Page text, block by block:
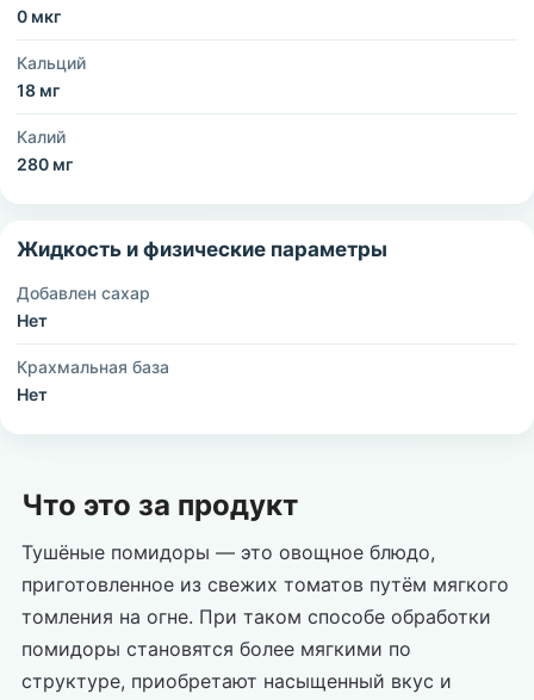
0 мкг
Кальций
18 мг
Калий
280 мг
Жидкость и физические параметры
Добавлен сахар
Нет
Крахмальная база
Нет
Что это за продукт
Тушёные помидоры — это овощное блюдо,
приготовленное из свежих томатов путём мягкого
томления на огне. При таком способе обработки
помидоры становятся более мягкими по
структуре, приобретают насыщенный вкус и